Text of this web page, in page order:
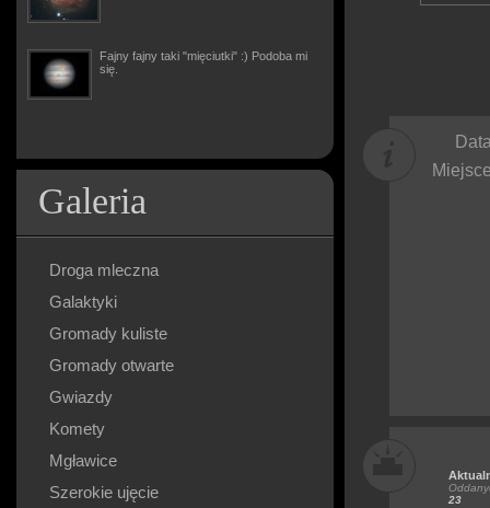
Fajny fajny taki "mięciutki" :) Podoba mi
się.
Galeria
Droga mleczna
Galaktyki
Gromady kuliste
Gromady otwarte
Gwiazdy
Komety
Mgławice
Szerokie ujęcie
23